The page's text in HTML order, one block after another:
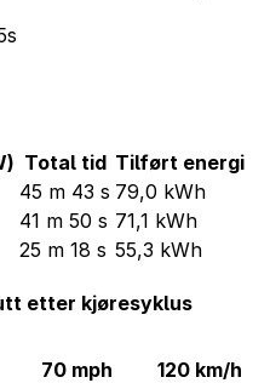
Total tid Tilført energi
45 m 43 s 79,0 kWh
41 m 50 s 71,1 kWh
25 m 18 s 55,3 kWh
etter kjøresyklus
70 mph 120 km/h